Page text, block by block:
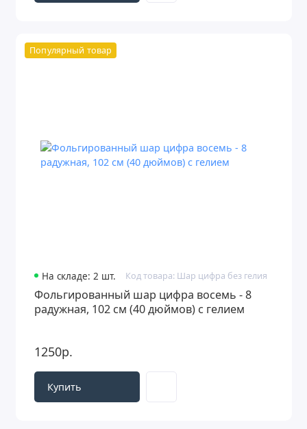
Популярный товар
На складе: 2 шт. Код товара: Шар цифра без гелия
Фольгированный шар цифра восемь - 8
радужная, 102 см (40 дюймов) с гелием
1250р.
Купить